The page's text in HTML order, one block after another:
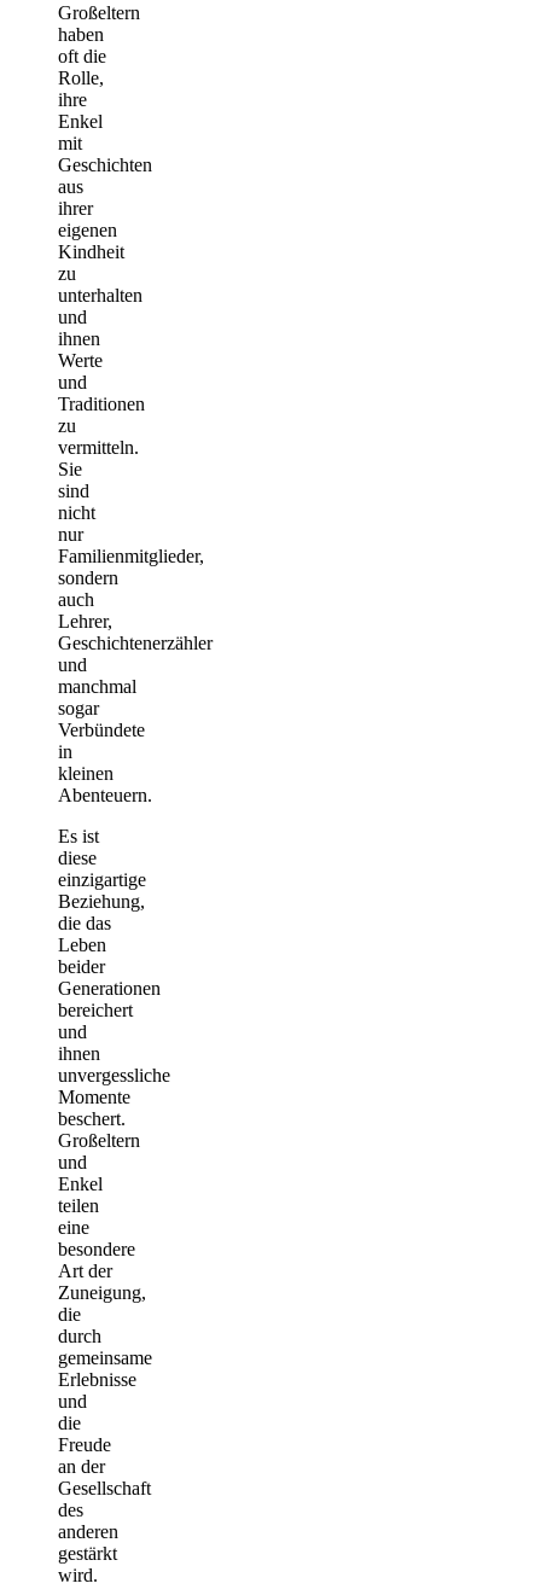
Großeltern
haben
oft die
Rolle,
ihre
Enkel
mit
Geschichten
aus
ihrer
eigenen
Kindheit
zu
unterhalten
und
ihnen
Werte
und
Traditionen
zu
vermitteln.
Sie
sind
nicht
nur
Familienmitglieder,
sondern
auch
Lehrer,
Geschichtenerzähler
und
manchmal
sogar
Verbündete
in
kleinen
Abenteuern.
Es ist
diese
einzigartige
Beziehung,
die das
Leben
beider
Generationen
bereichert
und
ihnen
unvergessliche
Momente
beschert.
Großeltern
und
Enkel
teilen
eine
besondere
Art der
Zuneigung,
die
durch
gemeinsame
Erlebnisse
und
die
Freude
an der
Gesellschaft
des
anderen
gestärkt
wird.